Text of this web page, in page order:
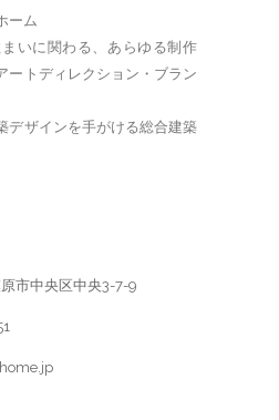
ーム
いに関わる、あらゆる制作
ートディレクション・ブラン
デザインを手がける総合建築
市中央区中央3-7-9